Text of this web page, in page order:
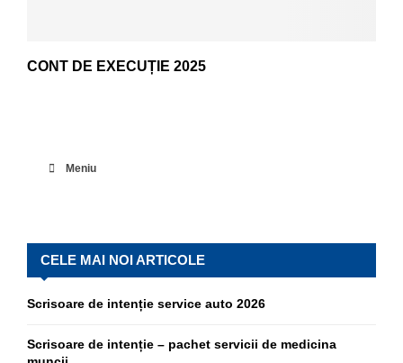
CONT DE EXECUȚIE 2025
Meniu
CELE MAI NOI ARTICOLE
Scrisoare de intenție service auto 2026
Scrisoare de intenție – pachet servicii de medicina